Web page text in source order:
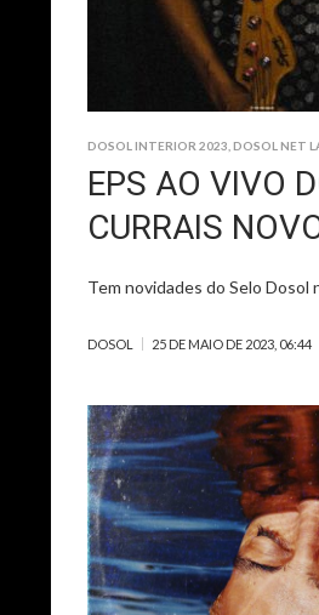
DOSOL INTERIOR 2023 DOSOL NET
EPS AO VIVO
CURRAIS
Tem novidades do Selo
DOSOL 25 DE MAIO DE 2023, 06:44